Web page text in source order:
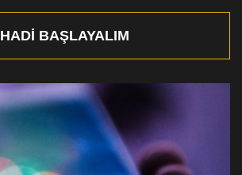
HADI BAŞLAYALIM